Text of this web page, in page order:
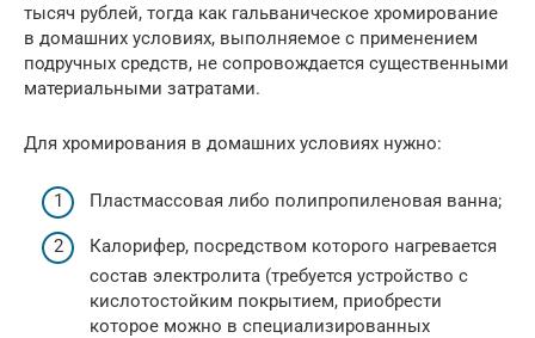
тысяч рублей, тогда как гальваническое хромирование
в домашних условиях, выполняемое с применением
подручных средств, не сопровождается существенными
материальными затратами.
Для хромирования в домашних условиях нужно:
Пластмассовая либо полипропиленовая ванна;
Калорифер, посредством которого нагревается
состав электролита (требуется устройство с
кислотостойким покрытием, приобрести
которое можно в специализированных